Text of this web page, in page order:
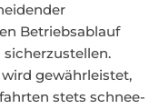
Betriebsablauf
gewährleistet,
stets schnee-